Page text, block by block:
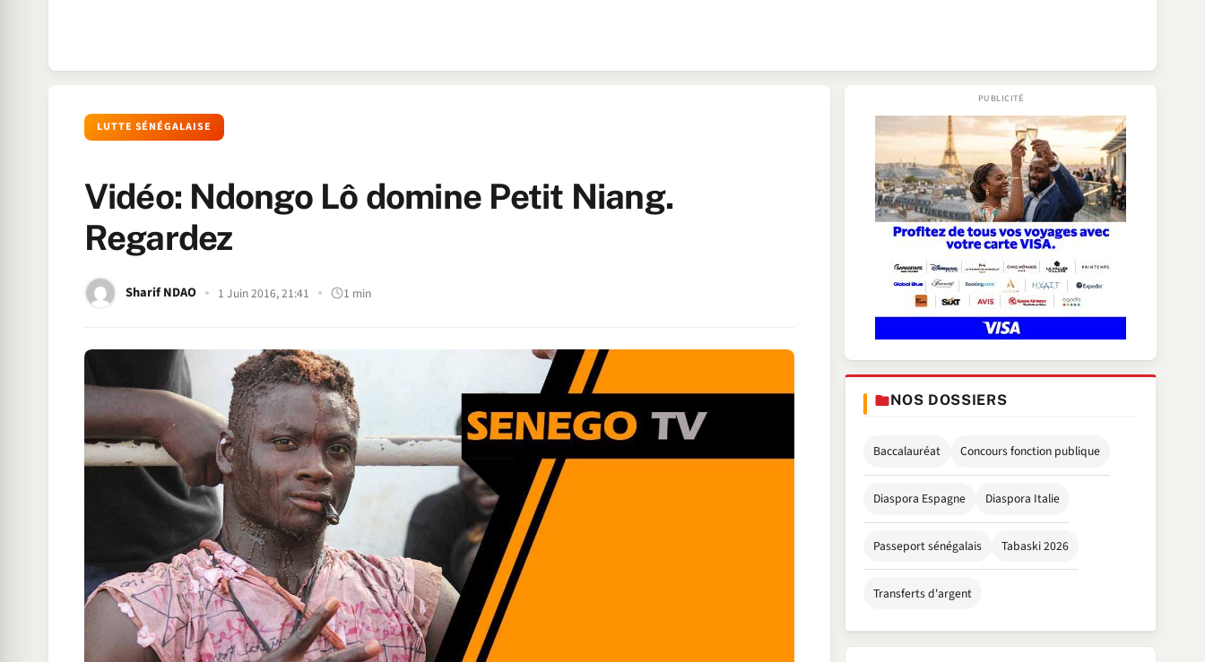
LUTTE SÉNÉGALAISE
Vidéo: Ndongo Lô domine Petit Niang.
Regardez
Sharif NDAO 1 Juin 2016, 21:41 1 min
NOS DOSSIERS
Baccalauréat Concours fonction publique
Diaspora Espagne Diaspora Italie
Passeport sénégalais Tabaski 2026
Transferts d'argent